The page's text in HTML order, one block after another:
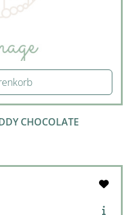
CHOCOLATE